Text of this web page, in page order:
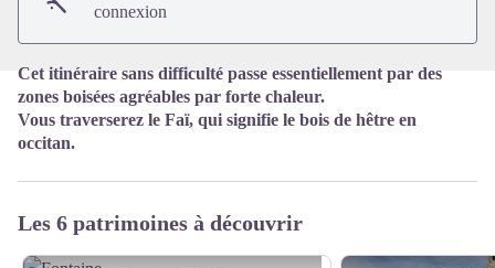
connexion
Cet itinéraire sans difficulté passe essentiellement par des
zones boisées agréables par forte chaleur.
Vous traverserez le Faï, qui signifie le bois de hêtre en
occitan.
Les 6 patrimoines à découvrir